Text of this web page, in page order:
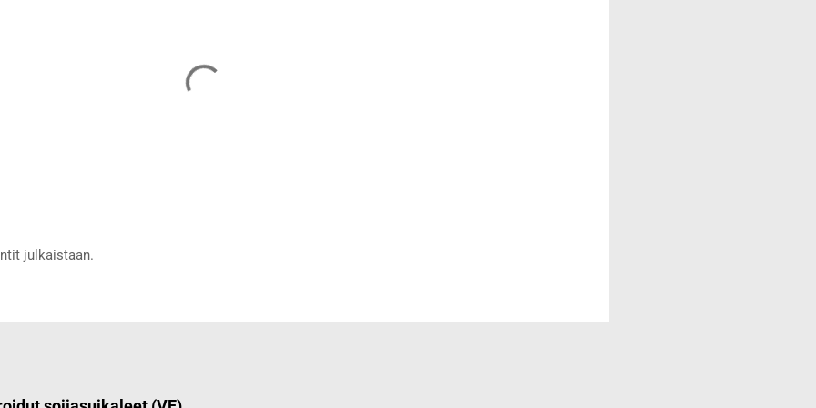
julkaistaan.